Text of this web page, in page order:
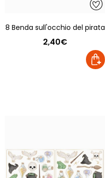
8 Benda sull'occhio del pirata
2,40€